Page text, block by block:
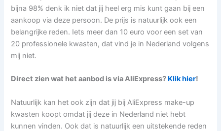
bijna 98% denk ik niet dat jij heel erg mis kunt gaan bij een
aankoop via deze persoon. De prijs is natuurlijk ook een
belangrijke reden. Iets meer dan 10 euro voor een set van
20 professionele kwasten, dat vind je in Nederland volgens
mij niet.
Direct zien wat het aanbod is via AliExpress? Klik hier!
Natuurlijk kan het ook zijn dat jij bij AliExpress make-up
kwasten koopt omdat jij deze in Nederland niet hebt
kunnen vinden. Ook dat is natuurlijk een uitstekende reden